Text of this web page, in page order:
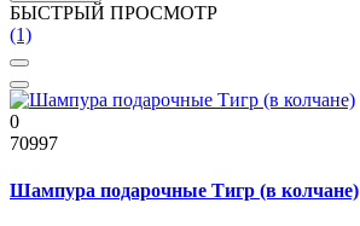
БЫСТРЫЙ ПРОСМОТР
(1)
0
70997
Шампура подарочные Тигр (в колчане)